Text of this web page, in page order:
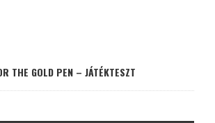
THE GOLD PEN – JÁTÉKTESZT